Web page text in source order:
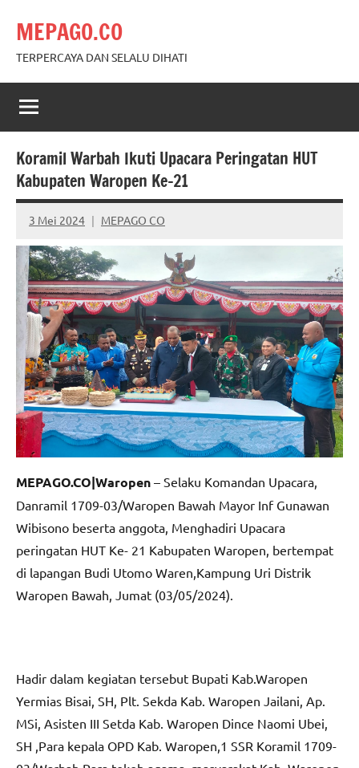
content
MEPAGO.CO
TERPERCAYA DAN SELALU DIHATI
Koramil Warbah Ikuti Upacara Peringatan HUT
Kabupaten Waropen Ke-21
3 Mei 2024 MEPAGO CO
No
comments
MEPAGO.CO|Waropen – Selaku Komandan Upacara,
Danramil 1709-03/Waropen Bawah Mayor Inf Gunawan
Wibisono beserta anggota, Menghadiri Upacara
peringatan HUT Ke- 21 Kabupaten Waropen, bertempat
di lapangan Budi Utomo Waren,Kampung Uri Distrik
Waropen Bawah, Jumat (03/05/2024).
Hadir dalam kegiatan tersebut Bupati Kab.Waropen
Yermias Bisai, SH, Plt. Sekda Kab. Waropen Jailani, Ap.
MSi, Asisten III Setda Kab. Waropen Dince Naomi Ubei,
SH ,Para kepala OPD Kab. Waropen,1 SSR Koramil 1709-